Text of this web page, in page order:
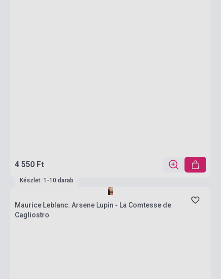
4 550 Ft
Készlet: 1-10 darab
Maurice Leblanc: Arsene Lupin - La Comtesse de
Cagliostro